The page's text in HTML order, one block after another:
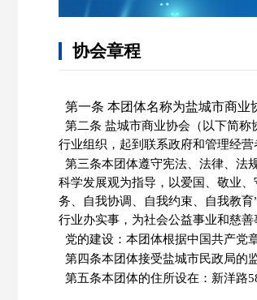
协会章程
第一条 本团体名称为盐城市商业
第二条 盐城市商业协会（以下简称
行业组织，起到联系政府和管理经营
第三条本团体遵守宪法、法律、法
科学发展观为指导，以爱国、敬业
务、自我协调、自我约束、自我教
行业办实事，为社会公益事业和慈
党的建设：本团体根据中国共产党
第四条本团体接受盐城市民政局的
第五条本团体的住所设在： 新洋路